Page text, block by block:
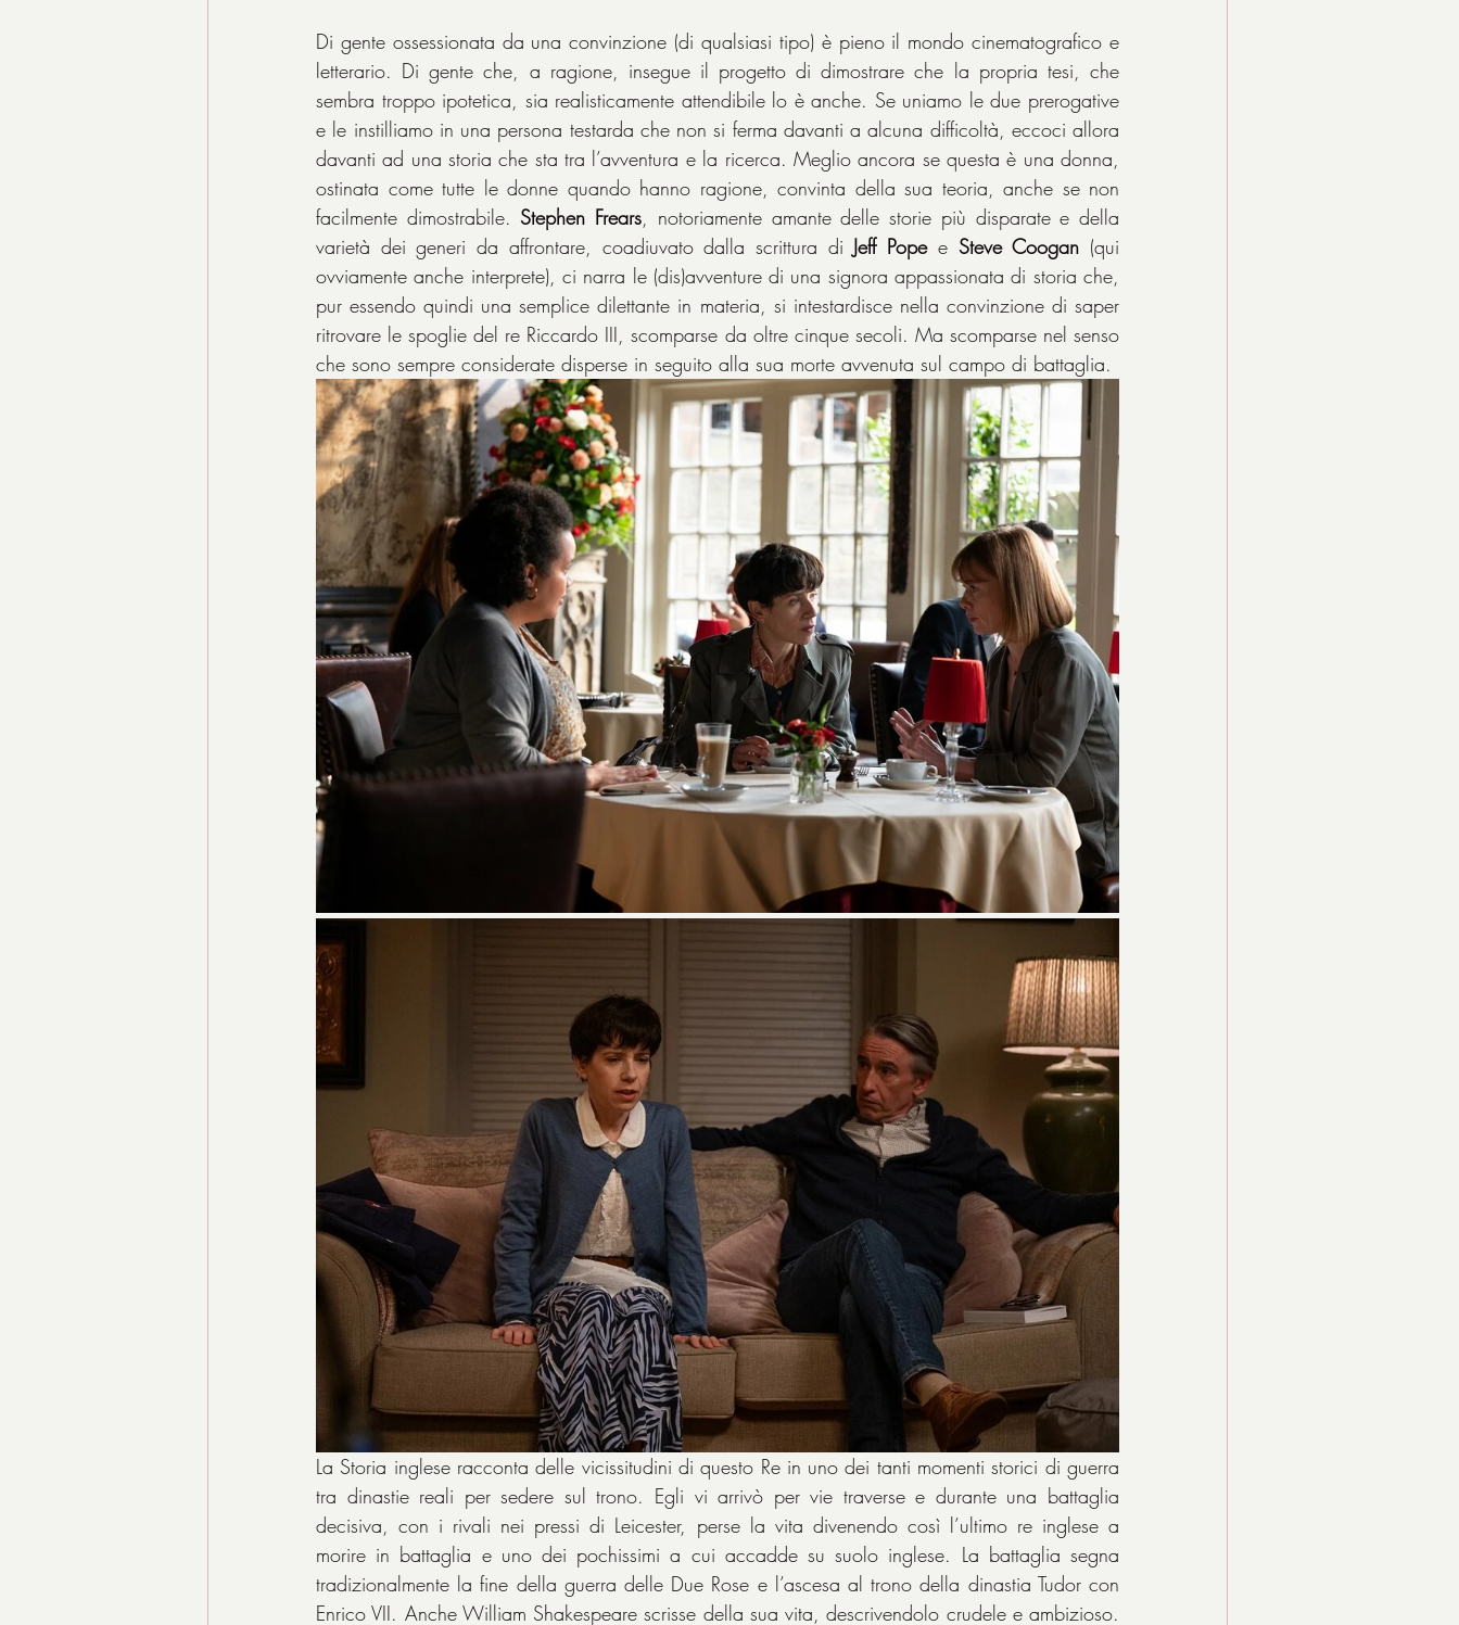
Di gente ossessionata da una convinzione (di qualsiasi tipo) è pieno il mondo cinematografico e
letterario. Di gente che, a ragione, insegue il progetto di dimostrare che la propria tesi, che
sembra troppo ipotetica, sia realisticamente attendibile lo è anche. Se uniamo le due prerogative
e le instilliamo in una persona testarda che non si ferma davanti a alcuna difficoltà, eccoci allora
davanti ad una storia che sta tra l’avventura e la ricerca. Meglio ancora se questa è una donna,
ostinata come tutte le donne quando hanno ragione, convinta della sua teoria, anche se non
facilmente dimostrabile. Stephen Frears , notoriamente amante delle storie più disparate e della
varietà dei generi da affrontare, coadiuvato dalla scrittura di Jeff Pope e Steve Coogan (qui
ovviamente anche interprete), ci narra le (dis)avventure di una signora appassionata di storia che,
pur essendo quindi una semplice dilettante in materia, si intestardisce nella convinzione di saper
ritrovare le spoglie del re Riccardo III, scomparse da oltre cinque secoli. Ma scomparse nel senso
che sono sempre considerate disperse in seguito alla sua morte avvenuta sul campo di battaglia.
La Storia inglese racconta delle vicissitudini di questo Re in uno dei tanti momenti storici di guerra
tra dinastie reali per sedere sul trono. Egli vi arrivò per vie traverse e durante una battaglia
decisiva, con i rivali nei pressi di Leicester, perse la vita divenendo così l’ultimo re inglese a
morire in battaglia e uno dei pochissimi a cui accadde su suolo inglese. La battaglia segna
tradizionalmente la fine della guerra delle Due Rose e l’ascesa al trono della dinastia Tudor con
Enrico VII. Anche William Shakespeare scrisse della sua vita, descrivendolo crudele e ambizioso.